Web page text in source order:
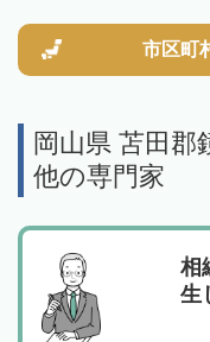
市区町
岡山県 苫田郡
他の専門家
相
生